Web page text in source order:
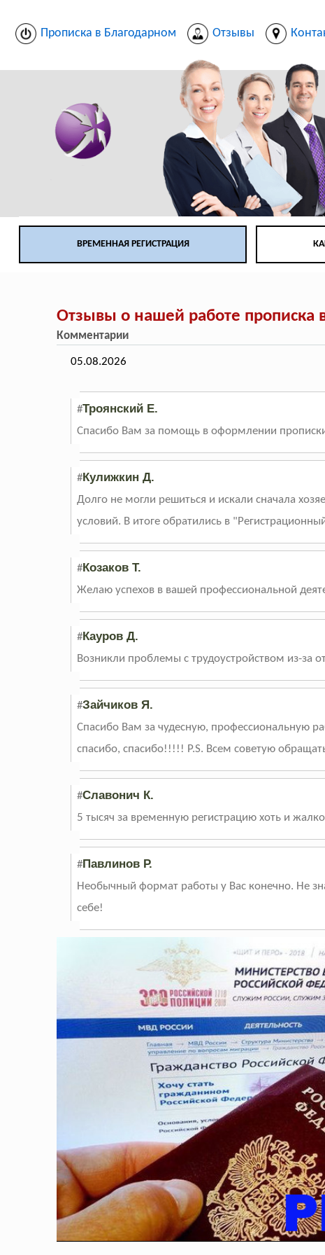
Прописка в Благодарном Отзывы
ВРЕМЕННАЯ РЕГИСТРАЦИЯ
Отзывы о нашей работе прописка
Комментарии
05.08.2026
#Троянский Е.
Спасибо Вам за помощь в оформлении
#Кулижкин Д.
Долго не могли решиться и искали сначала
условий. В итоге обратились в
#Козаков Т.
Желаю успехов в вашей профессиональной
#Кауров Д.
Возникли проблемы с трудоустройством из-за
#Зайчиков Я.
Спасибо Вам за чудесную, профессиональную
спасибо, спасибо!!!!! P.S. Всем советую
#Славонич К.
5 тысяч за временную регистрацию хоть и
#Павлинов Р.
Необычный формат работы у Вас конечно. Не
себе!